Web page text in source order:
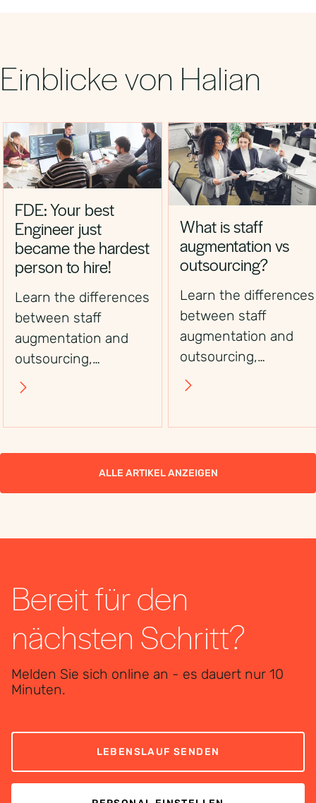
Gesellschaft in Deutschland.
Einblicke von Halian
FDE: Your best
Engineer just
became the hardest
person to hire!
Learn the differences
between staff
augmentation and
outsourcing,
including control,
What is staff
augmentation vs
outsourcing?
Learn the differences
between staff
augmentation and
outsourcing,
including control,
ALLE ARTIKEL ANZEIGEN
Bereit für den
nächsten Schritt?
Melden Sie sich online an - es dauert nur 10
Minuten.
LEBENSLAUF SENDEN